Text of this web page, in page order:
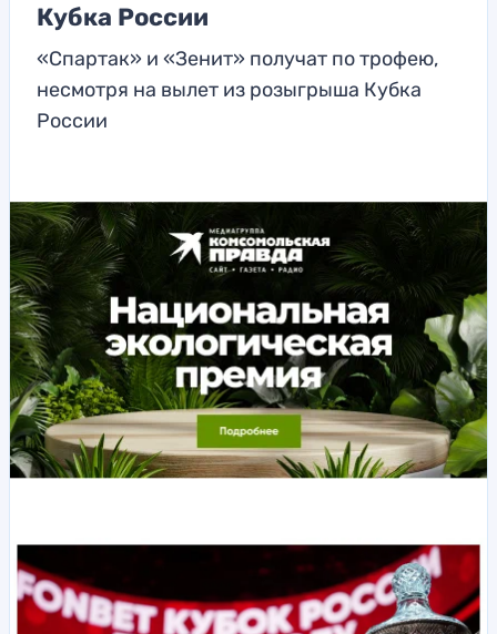
Кубка России
«Спартак» и «Зенит» получат по трофею,
несмотря на вылет из розыгрыша Кубка
России